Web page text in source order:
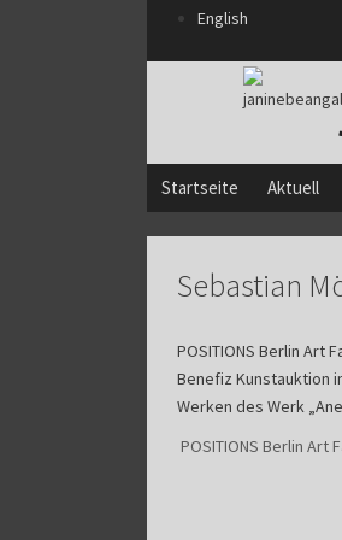
English
Startseite Aktuell
Sebastian
POSITIONS Berlin Art
Benefiz Kunstauktion
Werken des Werk
POSITIONS Berlin Art